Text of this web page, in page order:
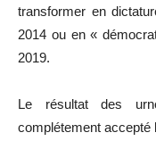
transformer en
2014 ou en «
2019.
Le résultat des
complétement accepté